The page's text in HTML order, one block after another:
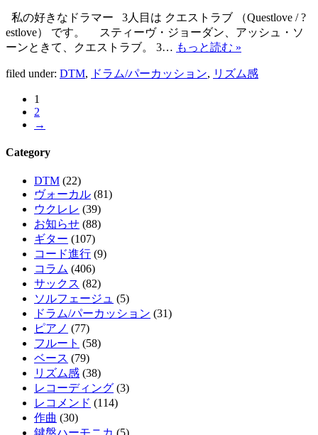
私の好きなドラマー 3人目は クエストラブ （Questlove / ?
estlove） です。 スティーヴ・ジョーダン、アッシュ・ソ
ーンときて、クエストラブ。 3… もっと読む »
filed under: DTM, ドラム/パーカッション, リズム感
1
2
→
Category
DTM (22)
ヴォーカル (81)
ウクレレ (39)
お知らせ (88)
ギター (107)
コード進行 (9)
コラム (406)
サックス (82)
ソルフェージュ (5)
ドラム/パーカッション (31)
ピアノ (77)
フルート (58)
ベース (79)
リズム感 (38)
レコーディング (3)
レコメンド (114)
作曲 (30)
鍵盤ハーモニカ (5)